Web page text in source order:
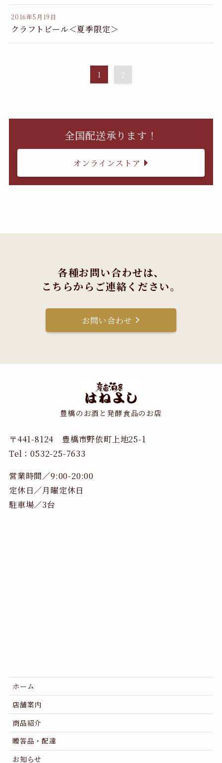
2016年5月19日
クラフトビール＜夏季限定＞
1 2
全国配送承ります！
オンラインストア
各種お問い合わせは、
こちらからご連絡ください。
お問い合わせ
豊橋のお酒と発酵食品のお店
〒441-8124 豊橋市野依町上地25-1
Tel：0532-25-7633
営業時間／9:00-20:00
定休日／月曜定休日
駐車場／3台
ホーム
店舗案内
商品紹介
贈答品・配達
お知らせ